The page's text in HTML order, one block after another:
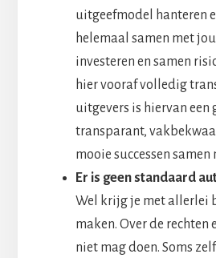
uitgeefmodel hanteren
helemaal samen met
investeren en samen
hier vooraf volledig
uitgevers is hiervan een
transparant,
mooie successen
Er is geen standaard
Wel krijg je met allerlei
maken. Over de rechten
niet mag doen. Soms